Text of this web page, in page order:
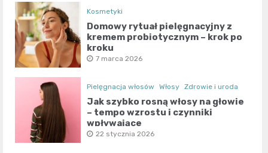
Kosmetyki
Domowy rytuał pielęgnacyjny z
kremem probiotycznym – krok po
kroku
7 marca 2026
Pielęgnacja włosów Włosy Zdrowie i uroda
Jak szybko rosną włosy na głowie
– tempo wzrostu i czynniki
wpływające
22 stycznia 2026